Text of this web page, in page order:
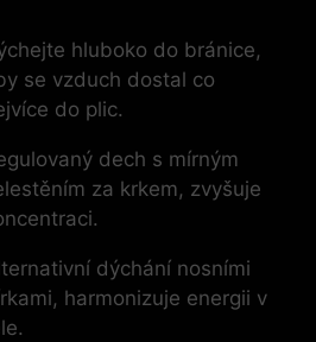
hluboko do bránice,
se ‌vzduch dostal ​co
do plic.
dech ⁢s mírným
za ⁤krkem, zvyšuje
dýchání ‍nosními
⁣harmonizuje energii v